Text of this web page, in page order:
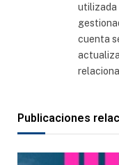
utilizada
cuenta
Publicaciones